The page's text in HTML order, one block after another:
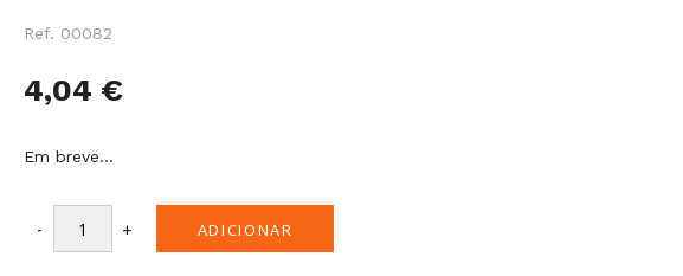
Ref. 00082
4,04 €
Em breve…
- + ADICIONAR